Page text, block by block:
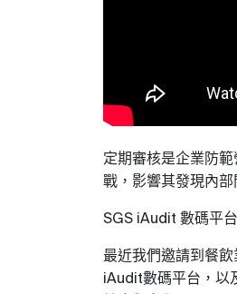
定期審核是企業防
戰，影響其發現內
SGS iAudit 數碼平
最近我們邀請到餐
iAudit數碼平台，以